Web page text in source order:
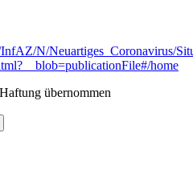
N/Neuartiges_Coronavirus/
home
übernommen